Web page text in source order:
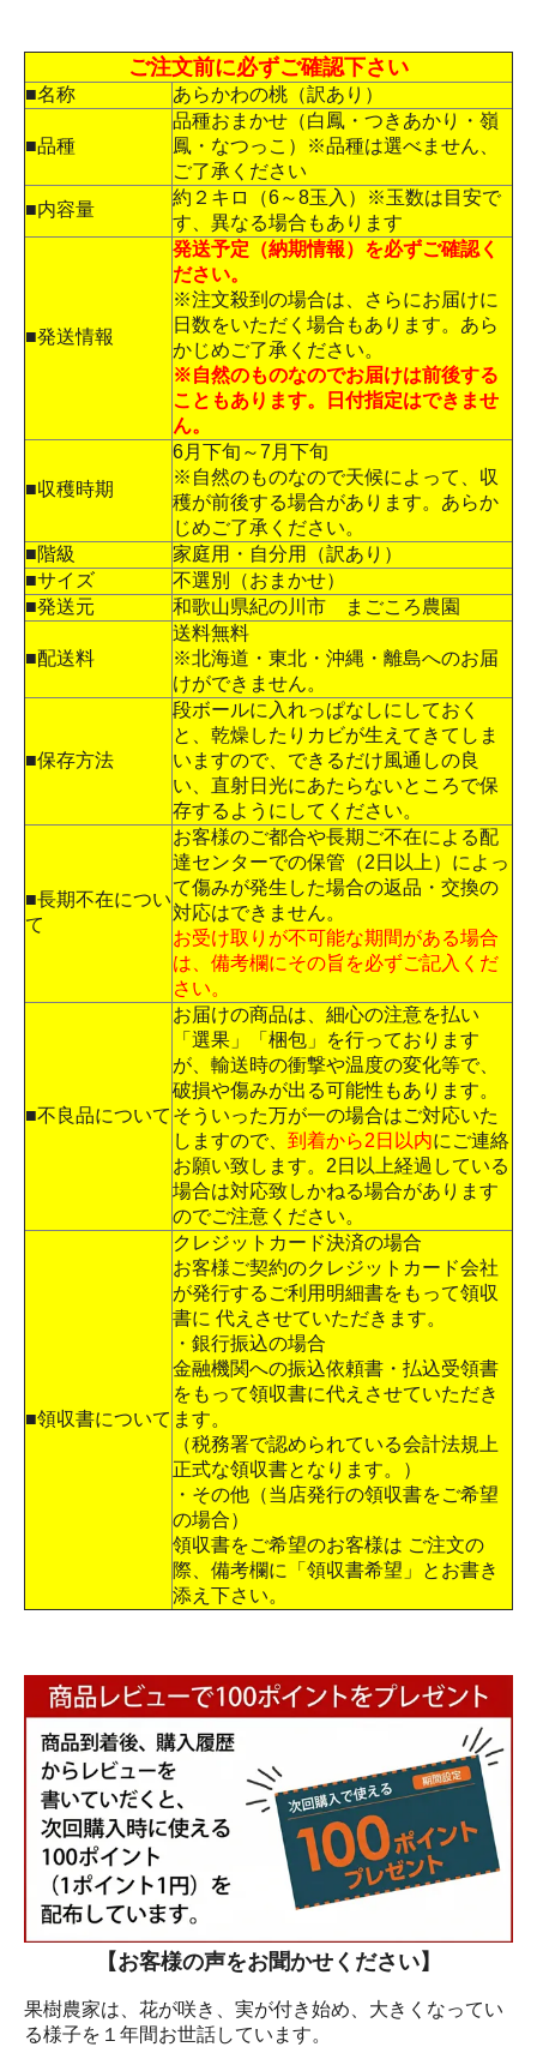
ご注文前に必ずご確認下さい
■名称 あらかわの桃（訳あり）
■品種
品種おまかせ（白鳳・つきあかり・嶺
鳳・なつっこ）※品種は選べません、
ご了承ください
■内容量
約２キロ（6～8玉入）※玉数は目安で
す、異なる場合もあります
■発送情報
発送予定（納期情報）を必ずご確認く
ださい。
※注文殺到の場合は、さらにお届けに
日数をいただく場合もあります。あら
かじめご了承ください。
※自然のものなのでお届けは前後する
こともあります。日付指定はできませ
ん。
■収穫時期
6月下旬～7月下旬
※自然のものなので天候によって、収
穫が前後する場合があります。あらか
じめご了承ください。
■階級
家庭用・自分用（訳あり）
■サイズ
不選別（おまかせ）
■発送元
和歌山県紀の川市 まごころ農園
■配送料
送料無料
※北海道・東北・沖縄・離島へのお届
けができません。
■保存方法
段ボールに入れっぱなしにしておく
と、乾燥したりカビが生えてきてしま
いますので、できるだけ風通しの良
い、直射日光にあたらないところで保
存するようにしてください。
■長期不在につい
て
お客様のご都合や長期ご不在による配
達センターでの保管（2日以上）によっ
て傷みが発生した場合の返品・交換の
対応はできません。
お受け取りが不可能な期間がある場合
は、備考欄にその旨を必ずご記入くだ
さい。
■不良品について
お届けの商品は、細心の注意を払い
「選果」「梱包」を行っております
が、輸送時の衝撃や温度の変化等で、
破損や傷みが出る可能性もあります。
そういった万が一の場合はご対応いた
しますので、 到着から2日以内にご連絡
お願い致します。2日以上経過している
場合は対応致しかねる場合があります
のでご注意ください。
■領収書について
クレジットカード決済の場合
お客様ご契約のクレジットカード会社
が発行するご利用明細書をもって領収
書に 代えさせていただきます。
・銀行振込の場合
金融機関への振込依頼書・払込受領書
をもって領収書に代えさせていただき
ます。
（税務署で認められている会計法規上
正式な領収書となります。）
・その他（当店発行の領収書をご希望
の場合）
領収書をご希望のお客様は ご注文の
際、備考欄に「領収書希望」とお書き
添え下さい。
【お客様の声をお聞かせください】
果樹農家は、花が咲き、実が付き始め、大きくなってい
る様子を１年間お世話しています。